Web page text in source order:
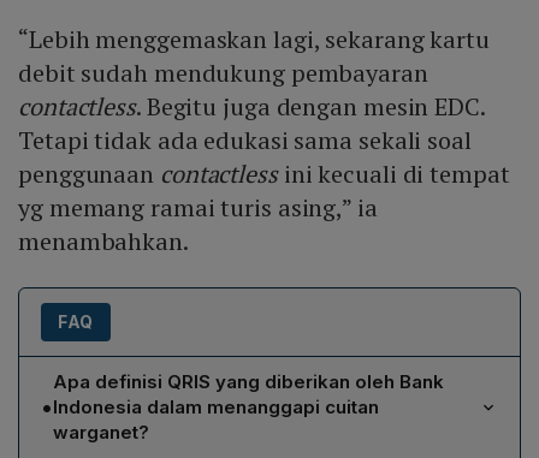
“Lebih menggemaskan lagi, sekarang kartu
debit sudah mendukung pembayaran
contactless. Begitu juga dengan mesin EDC.
Tetapi tidak ada edukasi sama sekali soal
penggunaan contactlessini kecuali di tempat
yg memang ramai turis asing,” ia
menambahkan.
FAQ
•
Apa definisi QRIS yang diberikan oleh Bank
Indonesia dalam menanggapi cuitan
warganet?